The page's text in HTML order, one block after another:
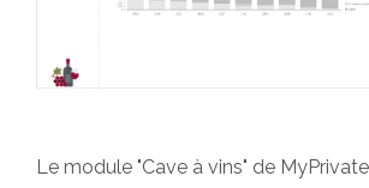
Le module "Cave à vins" de